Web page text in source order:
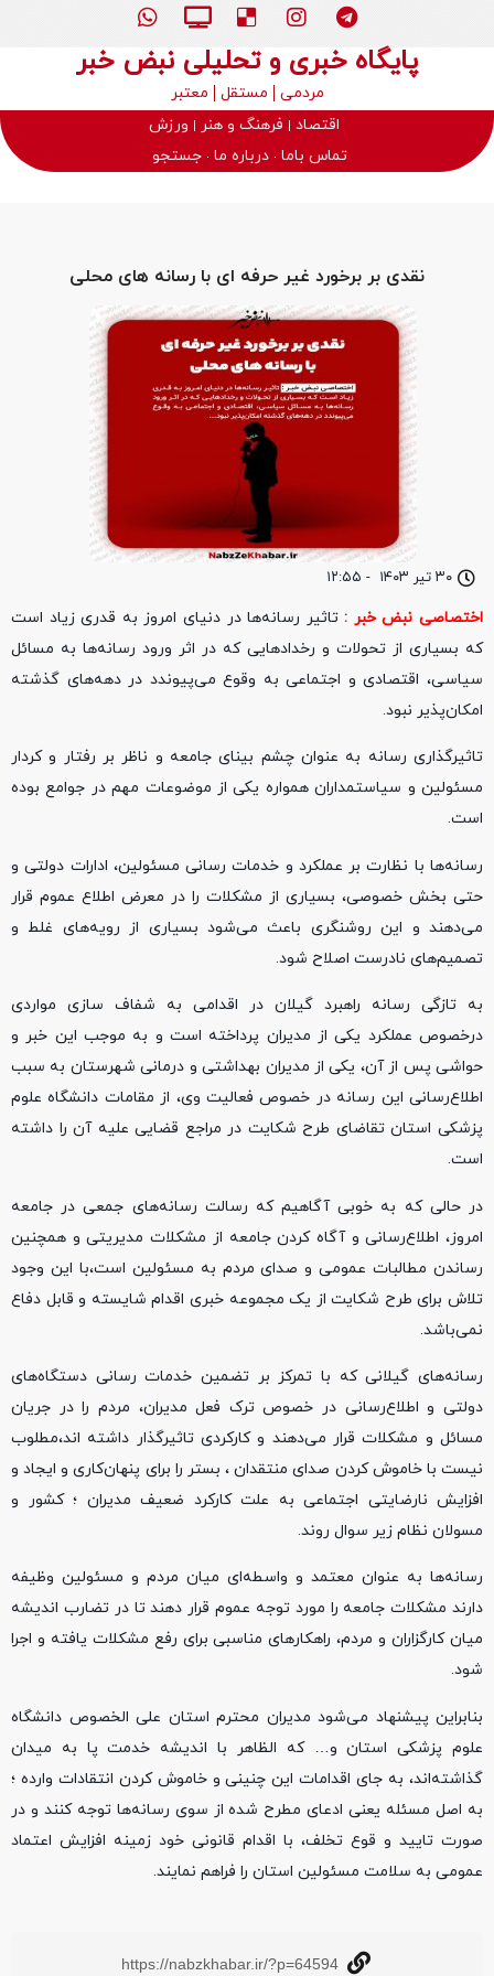
پایگاه خبری و تحلیلی نبض خبر
مردمی مستقل
معتبر
اقتصاد
فرهنگ و هنر
ورزش
تماس باما درباره ما جستجو
۳۰ تیر ۱۴۰۳ - ۱۲:۵۵
نقدی بر برخورد غیر حرفه ای با رسانه‌ های محلی
اختصاصی نبض خبر :تاثیر رسانه‌ها در دنیای امروز به قدری زیاد است
که بسیاری از تحولات و رخدادهایی که در اثر ورود رسانه‌ها به مسائل
سیاسی، اقتصادی و اجتماعی به وقوع می‌پیوندد در دهه‌های گذشته
امکان‌پذیر نبود.
تاثیرگذاری رسانه به عنوان چشم بینای جامعه و ناظر بر رفتار و کردار
مسئولین و سیاستمداران همواره یکی از موضوعات مهم در جوامع بوده
است.
رسانه‌ها با نظارت بر عملکرد و خدمات رسانی مسئولین، ادارات دولتی و
حتی بخش خصوصی، بسیاری از مشکلات را در معرض اطلاع عموم قرار
می‌دهند و این روشنگری باعث می‌شود بسیاری از رویه‌های غلط و
تصمیم‌های نادرست اصلاح شود.
به تازگی رسانه راهبرد گیلان در اقدامی به شفاف سازی مواردی
درخصوص عملکرد یکی از مدیران پرداخته است و به موجب این خبر و
حواشی پس از آن، یکی از مدیران بهداشتی و درمانی شهرستان به سبب
اطلاع‌رسانی این رسانه در خصوص فعالیت وی، از مقامات دانشگاه علوم
پزشکی استان تقاضای طرح شکایت در مراجع قضایی علیه آن را داشته
است.
در حالی که به خوبی آگاهیم که رسالت رسانه‌های جمعی در جامعه
امروز، اطلاع‌رسانی و آگاه کردن جامعه از مشکلات مدیریتی و همچنین
رساندن مطالبات عمومی و صدای مردم به مسئولین است،با این وجود
تلاش برای طرح شکایت از یک مجموعه خبری اقدام شایسته و قابل دفاع
نمی‌باشد.
رسانه‌های گیلانی که با تمرکز بر تضمین خدمات رسانی دستگاه‌های
دولتی و اطلاع‌رسانی در خصوص ترک فعل مدیران، مردم را در جریان
مسائل و مشکلات قرار می‌دهند و کارکردی تاثیرگذار داشته اند،مطلوب
نیست با خاموش کردن صدای منتقدان ، بستر را برای پنهان‌کاری و ایجاد و
افزایش نارضایتی اجتماعی به علت کارکرد ضعیف مدیران ؛ کشور و
مسولان نظام زیر سوال روند.
رسانه‌ها به عنوان معتمد و واسطه‌ای میان مردم و مسئولین وظیفه
دارند مشکلات جامعه را مورد توجه عموم قرار دهند تا در تضارب اندیشه
میان کارگزاران و مردم، راهکارهای مناسبی برای رفع مشکلات یافته و اجرا
شود.
بنابراین پیشنهاد می‌شود مدیران محترم استان علی الخصوص دانشگاه
علوم پزشکی استان و… که الظاهر با اندیشه خدمت پا به میدان
گذاشته‌اند، به جای اقدامات این چنینی و خاموش کردن انتقادات وارده ؛
به اصل مسئله یعنی ادعای مطرح شده از سوی رسانه‌ها توجه کنند و در
صورت تایید و قوع تخلف، با اقدام قانونی خود زمینه افزایش اعتماد
عمومی به سلامت مسئولین استان را فراهم نمایند.
https://nabzkhabar.ir/?p=64594